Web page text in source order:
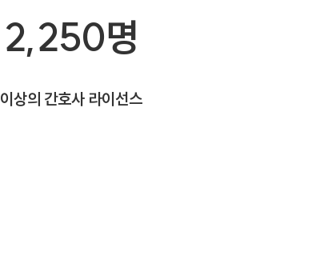
2,250명
이상의 간호사 라이선스